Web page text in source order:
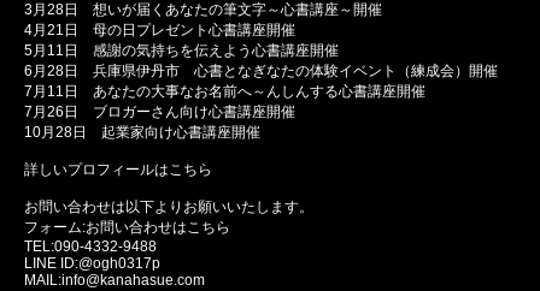
3月28日 想いが届くあなたの筆文字～心書講座～開催
4月21日 母の日プレゼント心書講座開催
5月11日 感謝の気持ちを伝えよう心書講座開催
6月28日 兵庫県伊丹市 心書となぎなたの体験イベント（練成会）開催
7月11日 あなたの大事なお名前へ～んしんする心書講座開催
7月26日 ブロガーさん向け心書講座開催
10月28日 起業家向け心書講座開催
詳しいプロフィールはこちら
お問い合わせは以下よりお願いいたします。
フォーム:お問い合わせはこちら
TEL:090-4332-9488
LINE ID:@ogh0317p
MAIL:info@kanahasue.com